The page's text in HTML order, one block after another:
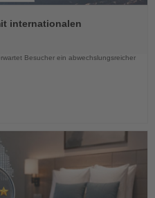
internationalen
Besucher ein abwechslungsreicher